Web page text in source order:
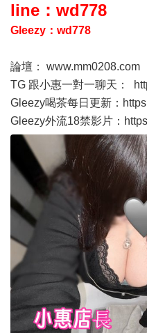
line：wd778
Gleezy：wd778
論壇： www.mm0208.com
TG 跟小惠一對一聊天：
Gleezy喝茶每日更新：
Gleezy外流18禁影片：